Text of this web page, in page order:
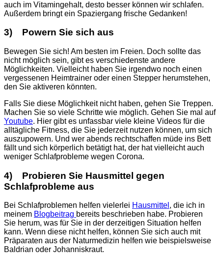
auch im Vitamingehalt, desto besser können wir schlafen.
Außerdem bringt ein Spaziergang frische Gedanken!
3) Powern Sie sich aus
Bewegen Sie sich! Am besten im Freien. Doch sollte das
nicht möglich sein, gibt es verschiedenste andere
Möglichkeiten. Vielleicht haben Sie irgendwo noch einen
vergessenen Heimtrainer oder einen Stepper herumstehen,
den Sie aktiveren könnten.
Falls Sie diese Möglichkeit nicht haben, gehen Sie Treppen.
Machen Sie so viele Schritte wie möglich. Gehen Sie mal auf
Youtube. Hier gibt es unfassbar viele kleine Videos für die
alltägliche Fitness, die Sie jederzeit nutzen können, um sich
auszupowern. Und wer abends rechtschaffen müde ins Bett
fällt und sich körperlich betätigt hat, der hat vielleicht auch
weniger Schlafprobleme wegen Corona.
4) Probieren Sie Hausmittel gegen
Schlafprobleme aus
Bei Schlafproblemen helfen vielerlei Hausmittel , die ich in
meinem Blogbeitrag bereits beschrieben habe. Probieren
Sie herum, was für Sie in der derzeitigen Situation helfen
kann. Wenn diese nicht helfen, können Sie sich auch mit
Präparaten aus der Naturmedizin helfen wie beispielsweise
Baldrian oder Johanniskraut.